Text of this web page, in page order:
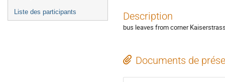
Liste des participants Description
bus leaves from corner
Documents de